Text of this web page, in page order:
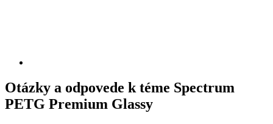
Otázky a odpovede k téme Spectrum
PETG Premium Glassy